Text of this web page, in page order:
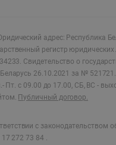
адрес: Республика
регистр
Свидетельство о
26.10.2021 за №
Пт. с 09.00 до 17.00, СБ, ВС -
Публичный договор.
с законодательством
272 73 84 .